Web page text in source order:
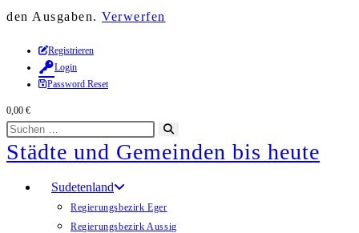
den Ausgaben. Verwerfen
Zum
Inhalt
springen
Registrieren
Login
Password Reset
0,00 €
Diese
Website
durchsuchen
starten
Städte und Gemeinden bis heute
Sudetenland
Regierungsbezirk Eger
Regierungsbezirk Aussig